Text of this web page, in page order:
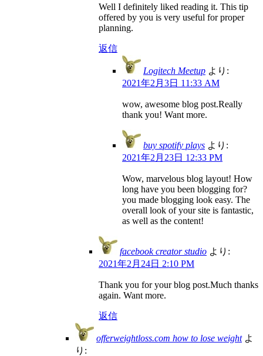
Well I definitely liked reading it. This tip
offered by you is very useful for proper
planning.
返信
Logitech Meetup より:
2021年2月3日 11:33 AM
wow, awesome blog post.Really
thank you! Want more.
buy spotify plays より:
2021年2月23日 12:33 PM
Wow, marvelous blog layout! How
long have you been blogging for?
you made blogging look easy. The
overall look of your site is fantastic,
as well as the content!
facebook creator studio より:
2021年2月24日 2:10 PM
Thank you for your blog post.Much thanks
again. Want more.
返信
offerweightloss.com how to lose weight よ
り: